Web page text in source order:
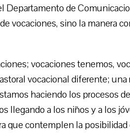
de
vocaciones, sino la manera
vocaciones tenemos,
vocacional diferente;
haciendo los procesos
llegando a los niños y a los
que contemplen la